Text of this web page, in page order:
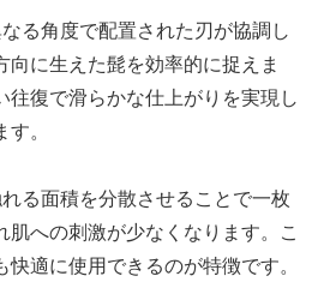
る角度で配置された刃が協調し
に生えた髭を効率的に捉えま
往復で滑らかな仕上がりを実現し
。
る面積を分散させることで一枚
肌への刺激が少なくなります。こ
適に使用できるのが特徴です。